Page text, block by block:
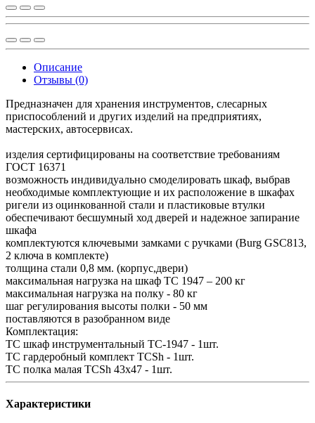
Описание
Отзывы (0)
Предназначен для хранения инструментов, слесарных
приспособлений и других изделий на предприятиях,
мастерских, автосервисах.
изделия сертифицированы на соответствие требованиям
ГОСТ 16371
возможность индивидуально смоделировать шкаф, выбрав
необходимые комплектующие и их расположение в шкафах
ригели из оцинкованной стали и пластиковые втулки
обеспечивают бесшумный ход дверей и надежное запирание
шкафа
комплектуются ключевыми замками с ручками (Burg GSC813,
2 ключа в комплекте)
толщина стали 0,8 мм. (корпус,двери)
максимальная нагрузка на шкаф ТС 1947 – 200 кг
максимальная нагрузка на полку - 80 кг
шаг регулирования высоты полки - 50 мм
поставляются в разобранном виде
Комплектация:
TC шкаф инструментальный TC-1947 - 1шт.
TC гардеробный комплект TCSh - 1шт.
TC полка малая TCSh 43х47 - 1шт.
Характеристики